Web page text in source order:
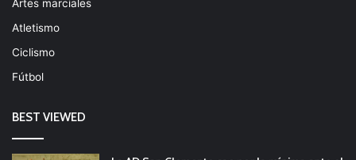
Artes marciales
Atletismo
Ciclismo
Fútbol
BEST VIEWED